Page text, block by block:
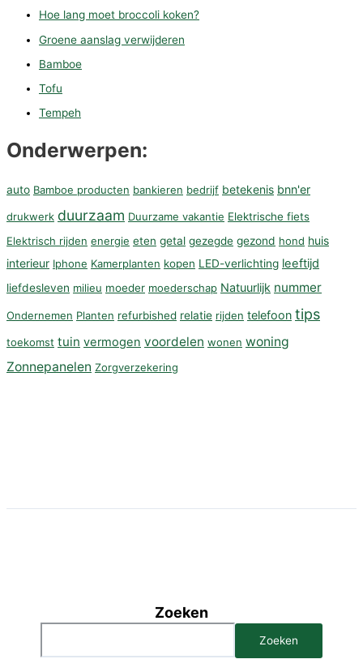
Hoe lang moet broccoli koken?
Groene aanslag verwijderen
Bamboe
Tofu
Tempeh
Onderwerpen:
auto Bamboe producten bankieren bedrijf betekenis bnn'er
drukwerk duurzaam Duurzame vakantie Elektrische fiets
Elektrisch rijden energie eten getal gezegde gezond hond huis
interieur Iphone Kamerplanten kopen LED-verlichting leeftijd
liefdesleven milieu moeder moederschap Natuurlijk nummer
Ondernemen Planten refurbished relatie rijden telefoon tips
toekomst tuin vermogen voordelen wonen woning
Zonnepanelen Zorgverzekering
Zoeken
Zoeken